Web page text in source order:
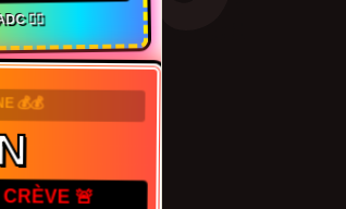
🏴‍☠️
💰💰
🚨